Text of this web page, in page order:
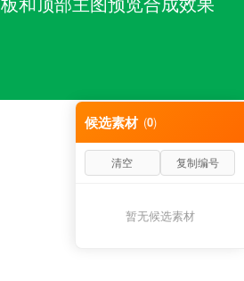
候选素材 (0)
清空 复制编号
暂无候选素材